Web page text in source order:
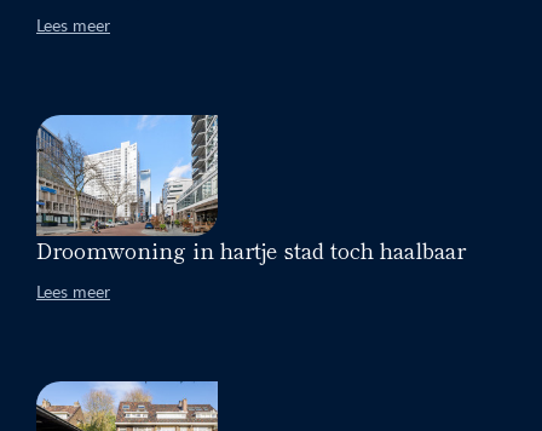
Lees meer
Droomwoning in hartje stad toch haalbaar
Lees meer